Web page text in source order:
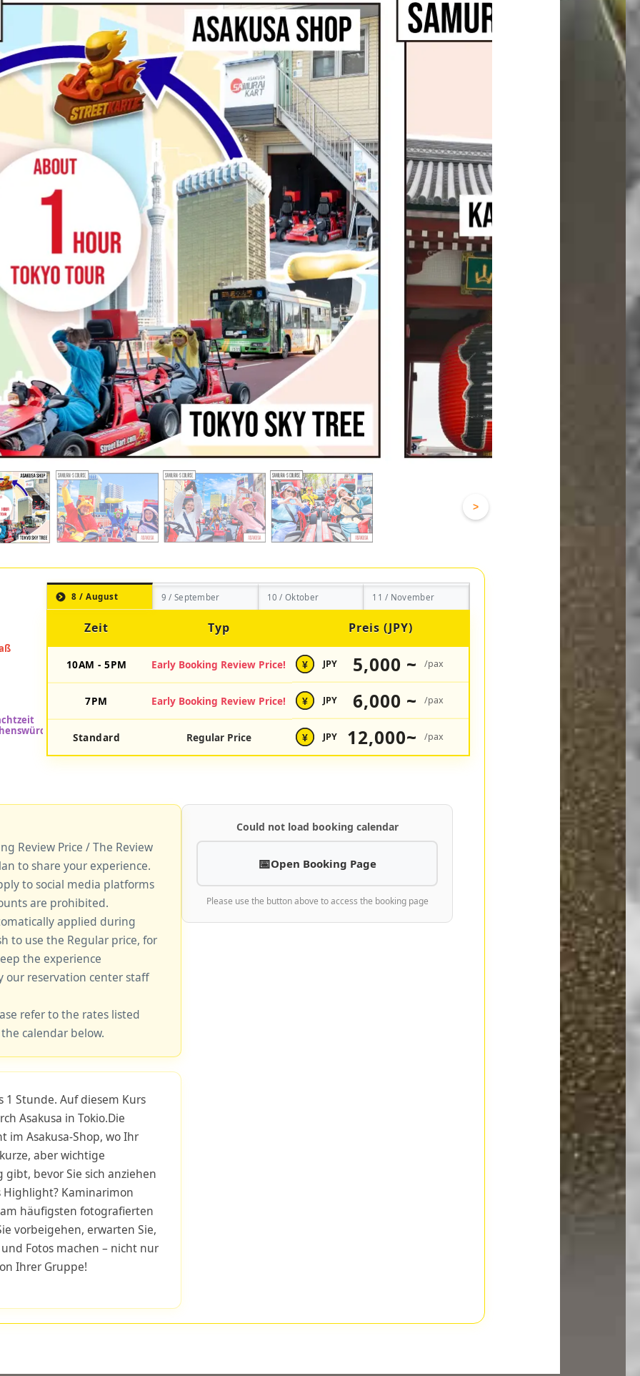
>
8 / August 9 / September 10 / Oktober 11 / November
Zeit Typ Preis (JPY)
10AM - 5PM Early Booking Review Price! ¥ JPY 5,000 ~ /pax
7PM Early Booking Review Price! ¥ JPY 6,000 ~ /pax
Standard Regular Price ¥ JPY 12,000~ /pax
Review Price / The Review
to share your experience.
to social media platforms
are prohibited.
applied during
to use the Regular price, for
the experience
our reservation center staff
refer to the rates listed
calendar below.
Stunde. Auf diesem Kurs
Asakusa in Tokio.Die
im Asakusa-Shop, wo Ihr
aber wichtige
bevor Sie sich anziehen
Kaminarimon
häufigsten fotografierten
vorbeigehen, erwarten Sie,
Fotos machen – nicht nur
Ihrer Gruppe!
Could not load booking calendar
Open Booking Page
Please use the button above to access the booking page